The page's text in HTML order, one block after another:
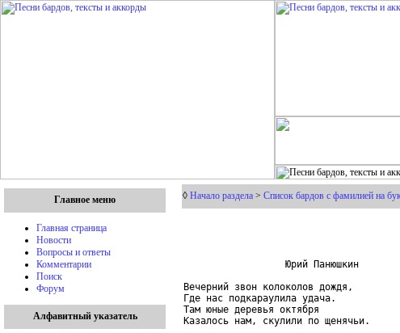
Главное меню
Главная страница
Новости
Вопросы и ответы
Комментарии
Поиск
Форум
Алфавитный указатель
◊ Начало раздела > Список бардов с фамилией на
                  Юрий Панюшкин
Вечерний звон колоколов дождя,
Где нас подкараулила удача.
Там юные деревья октября
Казалось нам, скулили по щенячьи.